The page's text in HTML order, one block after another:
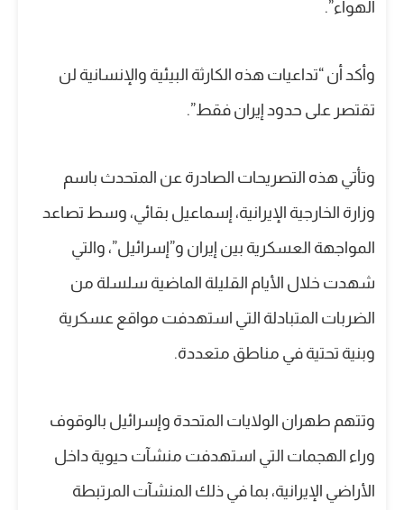
الهواء”.
وأكد أن “تداعيات هذه الكارثة البيئية والإنسانية لن
تقتصر على حدود إيران فقط”.
وتأتي هذه التصريحات الصادرة عن المتحدث باسم
وزارة الخارجية الإيرانية، إسماعيل بقائي، وسط تصاعد
المواجهة العسكرية بين إيران و”إسرائيل”، والتي
شهدت خلال الأيام القليلة الماضية سلسلة من
الضربات المتبادلة التي استهدفت مواقع عسكرية
وبنية تحتية في مناطق متعددة.
وتتهم طهران الولايات المتحدة وإسرائيل بالوقوف
وراء الهجمات التي استهدفت منشآت حيوية داخل
الأراضي الإيرانية، بما في ذلك المنشآت المرتبطة